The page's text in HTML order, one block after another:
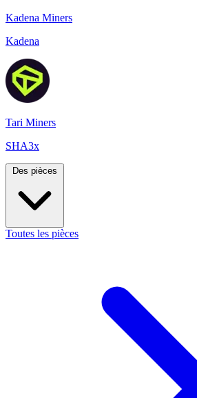
Kadena Miners
Kadena
Tari Miners
SHA3x
Des pièces
Toutes les pièces